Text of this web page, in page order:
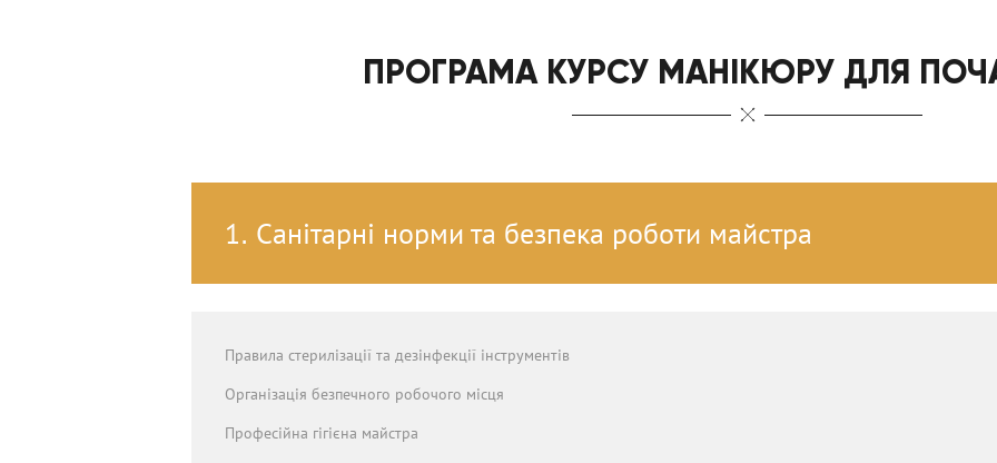
ПРОГРАМА КУРСУ МАНІКЮРУ ДЛЯ
1. Санітарні норми та безпека роботи майстра
Правила стерилізації та дезінфекції інструментів
Організація безпечного робочого місця
Професійна гігієна майстра